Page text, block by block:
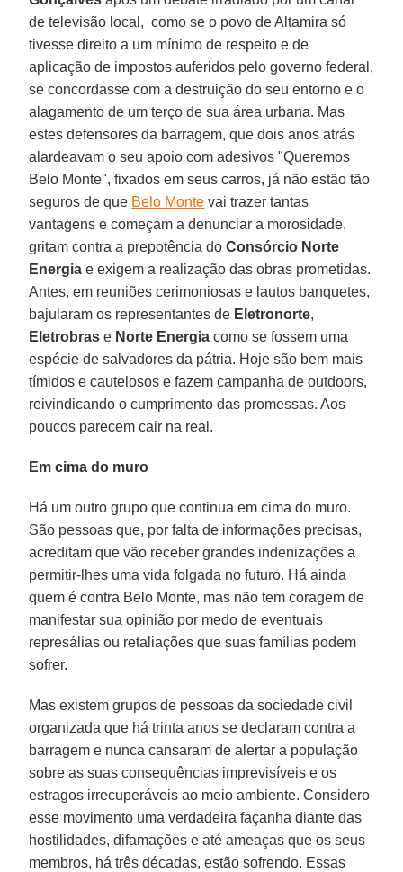
de televisão local, como se o povo de Altamira só
tivesse direito a um mínimo de respeito e de
aplicação de impostos auferidos pelo governo federal,
se concordasse com a destruição do seu entorno e o
alagamento de um terço de sua área urbana. Mas
estes defensores da barragem, que dois anos atrás
alardeavam o seu apoio com adesivos "Queremos
Belo Monte", fixados em seus carros, já não estão tão
seguros de que Belo Monte vai trazer tantas
vantagens e começam a denunciar a morosidade,
gritam contra a prepotência doConsórcio Norte
Energia e exigem a realização das obras prometidas.
Antes, em reuniões cerimoniosas e lautos banquetes,
bajularam os representantes de Eletronorte,
Eletrobras e Norte Energia como se fossem uma
espécie de salvadores da pátria. Hoje são bem mais
tímidos e cautelosos e fazem campanha de outdoors,
reivindicando o cumprimento das promessas. Aos
poucos parecem cair na real.
Em cima do muro
Há um outro grupo que continua em cima do muro.
São pessoas que, por falta de informações precisas,
acreditam que vão receber grandes indenizações a
permitir-lhes uma vida folgada no futuro. Há ainda
quem é contra Belo Monte, mas não tem coragem de
manifestar sua opinião por medo de eventuais
represálias ou retaliações que suas famílias podem
sofrer.
Mas existem grupos de pessoas da sociedade civil
organizada que há trinta anos se declaram contra a
barragem e nunca cansaram de alertar a população
sobre as suas consequências imprevisíveis e os
estragos irrecuperáveis ao meio ambiente. Considero
esse movimento uma verdadeira façanha diante das
hostilidades, difamações e até ameaças que os seus
membros, há três décadas, estão sofrendo. Essas